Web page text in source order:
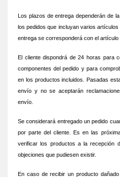
Los plazos de entrega dependerán de
los pedidos que incluyan varios
entrega se corresponderá con el
El cliente dispondrá de 24 horas para
componentes del pedido y para
en los productos incluidos. Pasadas
envío y no se aceptarán
envío.
Se considerará entregado un pedido
por parte del cliente. Es en las
verificar los productos a la recepción
objeciones que pudiesen existir.
En caso de recibir un producto